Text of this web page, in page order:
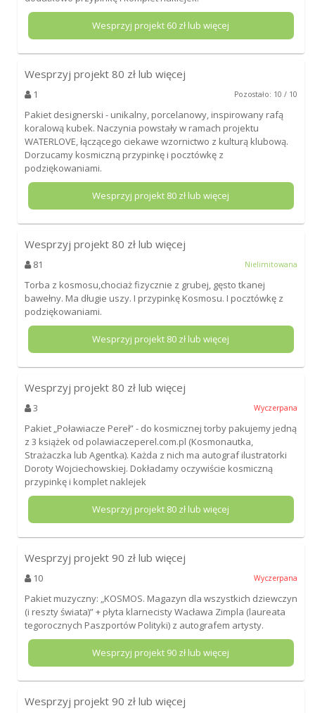
Wesprzyj projekt 60 zł lub więcej
Wesprzyj projekt 80 zł lub więcej
1 Pozostało: 10 / 10
Pakiet designerski - unikalny, porcelanowy, inspirowany rafą
koralową kubek. Naczynia powstały w ramach projektu
WATERLOVE, łączącego ciekawe wzornictwo z kulturą klubową.
Dorzucamy kosmiczną przypinkę i pocztówkę z
podziękowaniami.
Wesprzyj projekt 80 zł lub więcej
Wesprzyj projekt 80 zł lub więcej
81 Nielimitowana
Torba z kosmosu,chociaż fizycznie z grubej, gęsto tkanej
bawełny. Ma długie uszy. I przypinkę Kosmosu. I pocztówkę z
podziękowaniami.
Wesprzyj projekt 80 zł lub więcej
Wesprzyj projekt 80 zł lub więcej
3 Wyczerpana
Pakiet „Poławiacze Pereł” - do kosmicznej torby pakujemy jedną
z 3 książek od polawiaczeperel.com.pl (Kosmonautka,
Strażaczka lub Agentka). Każda z nich ma autograf ilustratorki
Doroty Wojciechowskiej. Dokładamy oczywiście kosmiczną
przypinkę i komplet naklejek
Wesprzyj projekt 80 zł lub więcej
Wesprzyj projekt 90 zł lub więcej
10 Wyczerpana
Pakiet muzyczny: „KOSMOS. Magazyn dla wszystkich dziewczyn
(i reszty świata)” + płyta klarnecisty Wacława Zimpla (laureata
tegorocznych Paszportów Polityki) z autografem artysty.
Wesprzyj projekt 90 zł lub więcej
Wesprzyj projekt 90 zł lub więcej